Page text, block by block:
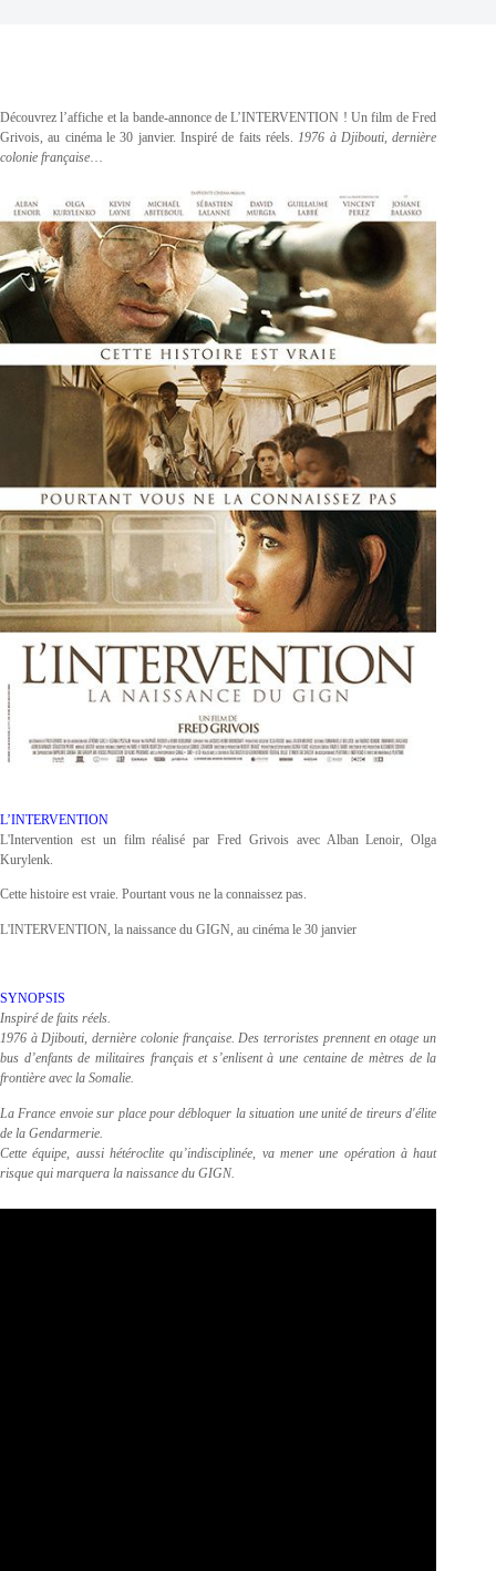
Découvrez l’affiche et la bande-annonce de L’INTERVENTION ! Un film de Fred
Grivois, au cinéma le 30 janvier. Inspiré de faits réels.1976 à Djibouti, dernière
colonie française…
L’INTERVENTION
L'Intervention est un film réalisé par Fred Grivois avec Alban Lenoir, Olga
Kurylenk.
Cette histoire est vraie. Pourtant vous ne la connaissez pas.
L'INTERVENTION, la naissance du GIGN, au cinéma le 30 janvier
SYNOPSIS
Inspiré de faits réels.
1976 à Djibouti, dernière colonie française. Des terroristes prennent en otage un
bus d’enfants de militaires français et s’enlisent à une centaine de mètres de la
frontière avec la Somalie.
La France envoie sur place pour débloquer la situation une unité de tireurs d'élite
de la Gendarmerie.
Cette équipe, aussi hétéroclite qu’indisciplinée, va mener une opération à haut
risque qui marquera la naissance du GIGN.